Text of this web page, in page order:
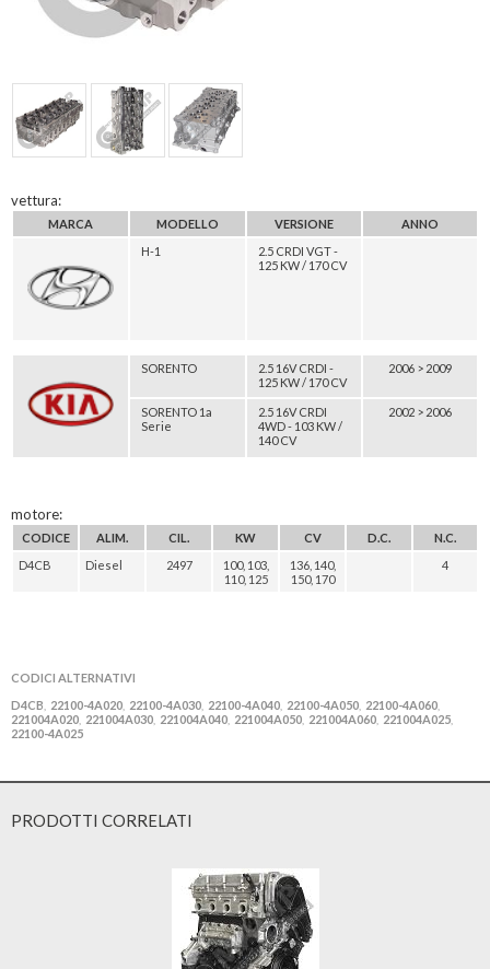
vettura:
MARCA MODELLO VERSIONE
ANNO
H-1
2.5 CRDI VGT -
125 KW / 170 CV
SORENTO
2.5 16V CRDI -
125 KW / 170 CV
2006 > 2009
SORENTO 1a
Serie
2.5 16V CRDI
4WD - 103 KW /
140 CV
2002 > 2006
motore:
CODICE ALIM. CIL. KW CV D.C.
N.C.
D4CB
Diesel 2497
100, 103,
110, 125
136, 140,
150, 170
4
CODICI ALTERNATIVI
D4CB
22100-4A020 22100-4A030 22100-4A040 22100-4A050 22100-4A060
221004A020 221004A030 221004A040 221004A050 221004A060 221004A025
22100-4A025
PRODOTTI CORRELATI